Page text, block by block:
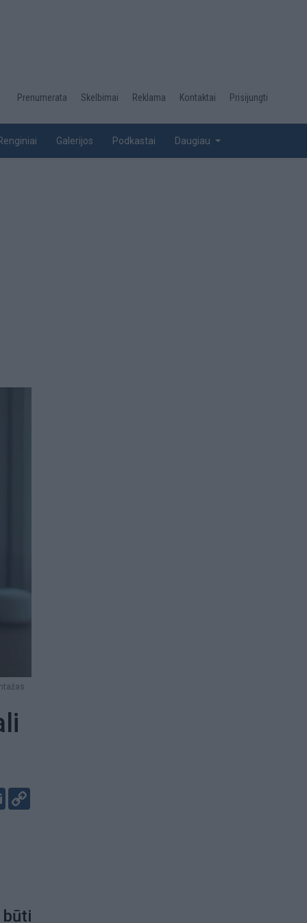
Desktop
top
Prenumerata Skelbimai Reklama Kontaktai Prisijungti
Galerijos Podkastai Daugiau
Email
būti